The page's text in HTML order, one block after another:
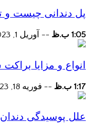
پل دندانی چیست و
1:05 ب.ظ -- آوریل 1, 2023
انواع و مزایا
1:17 ب.ظ -- فوریه 18, 2023
علل پوسیدگی